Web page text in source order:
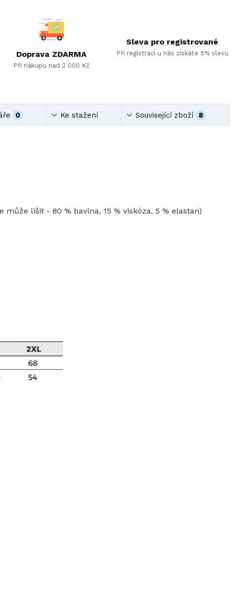
Doprava ZDARMA
Při nákupu nad 2 000 Kč
Sleva pro registrované
Při registraci u nás získáte 5% slevu
0 Ke stažení Související zboží 8
může lišit - 80 % bavlna, 15 % viskóza, 5 % elastan)